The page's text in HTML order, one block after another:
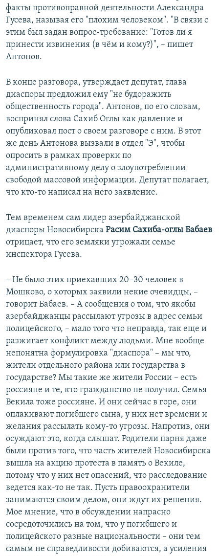
факты противоправной деятельности Александра
Гусева, называя его "плохим человеком". "В связи с
этим был задан вопрос-требование: "Готов ли я
принести извинения (в чём и кому?)", – пишет
Антонов.
В конце разговора, утверждает депутат, глава
диаспоры предложил ему "не будоражить
общественность города". Антонов, по его словам,
воспринял слова Сахиб Оглы как давление и
опубликовал пост о своем разговоре с ним. В этот
же день Антонова вызвали в отдел "Э", чтобы
опросить в рамках проверки по
административному делу о злоупотреблении
свободой массовой информации. Депутат полагает,
что кто-то написал на него заявление.
Тем временем сам лидер азербайджанской
диаспоры Новосибирска Расим Сахиба-оглы Бабаев
отрицает, что его земляки угрожали семье
инспектора Гусева.
– Не было этих приехавших 20–30 человек в
Мошково, о которых заявили некие очевидцы, –
говорит Бабаев. – А сообщения о том, что якобы
азербайджанцы рассылают угрозы в адрес семьи
полицейского, – мало того что неправда, так еще и
разжигает конфликт между людьми. Мне вообще
непонятна формулировка "диаспора" – мы что,
жители отдельного района или государства в
государстве? Мы такие же жители России – есть
россияне и те, кто гражданство не получил. Семья
Векила тоже россияне. И они сейчас в горе, они
оплакивают погибшего сына, у них нет времени и
желания рассылать кому-то угрозы. Напротив, они
осуждают это, когда слышат. Родители парня даже
были против того, что часть жителей Новосибирска
вышла на акцию протеста в память о Векиле,
потому что у них нет опасений, что расследование
ведется как-то не так. Пусть правоохранители
занимаются своим делом, они ждут их решения.
Мое мнение, что в обсуждении напрасно
сосредоточились на том, что у погибшего и
полицейского разные национальности – они тем
самым не справедливости добиваются, а усиления